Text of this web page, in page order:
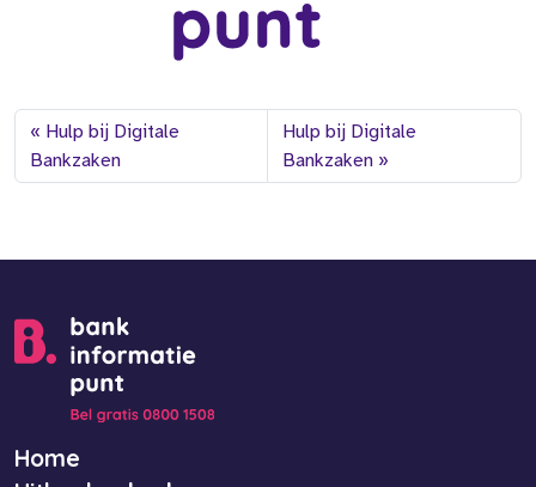
Hulp bij Digitale
Bankzaken
Hulp bij Digitale
Bankzaken
Home